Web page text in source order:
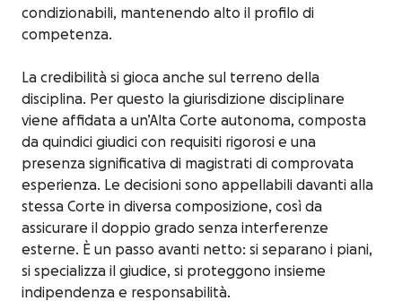
condizionabili, mantenendo alto il profilo di
competenza.
La credibilità si gioca anche sul terreno della
disciplina. Per questo la giurisdizione disciplinare
viene affidata a un’Alta Corte autonoma, composta
da quindici giudici con requisiti rigorosi e una
presenza significativa di magistrati di comprovata
esperienza. Le decisioni sono appellabili davanti alla
stessa Corte in diversa composizione, così da
assicurare il doppio grado senza interferenze
esterne. È un passo avanti netto: si separano i piani,
si specializza il giudice, si proteggono insieme
indipendenza e responsabilità.